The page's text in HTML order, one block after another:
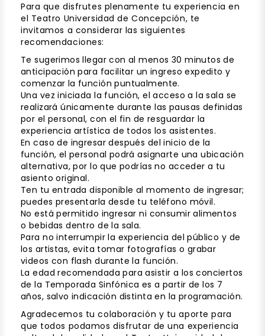
Para que disfrutes plenamente tu experiencia en
el Teatro Universidad de Concepción, te
invitamos a considerar las siguientes
recomendaciones:
Te sugerimos llegar con al menos 30 minutos de
anticipación para facilitar un ingreso expedito y
comenzar la función puntualmente.
Una vez iniciada la función, el acceso a la sala se
realizará únicamente durante las pausas definidas
por el personal, con el fin de resguardar la
experiencia artística de todos los asistentes.
En caso de ingresar después del inicio de la
función, el personal podrá asignarte una ubicación
alternativa, por lo que podrías no acceder a tu
asiento original.
Ten tu entrada disponible al momento de ingresar;
puedes presentarla desde tu teléfono móvil.
No está permitido ingresar ni consumir alimentos
o bebidas dentro de la sala.
Para no interrumpir la experiencia del público y de
los artistas, evita tomar fotografías o grabar
videos con flash durante la función.
La edad recomendada para asistir a los conciertos
de la Temporada Sinfónica es a partir de los 7
años, salvo indicación distinta en la programación.
Agradecemos tu colaboración y tu aporte para
que todos podamos disfrutar de una experiencia